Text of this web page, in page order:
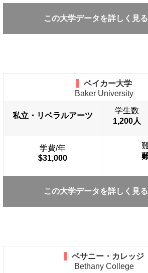
この大学データを詳しく見
ベイカー大学
Baker University
私立・リベラルアーツ
学生数
1,200人
学費/年
$31,000
この大学データを詳しく見
ベサニー・カレッジ
Bethany College